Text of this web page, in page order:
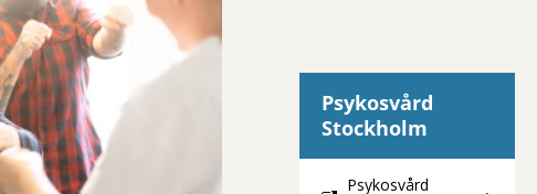
Psykosvård
Stockholm
Psykosvård